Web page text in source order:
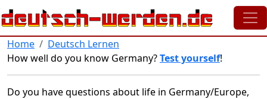
Skip to main content
Home
Deutsch Lernen
How well do you know Germany?Test yourself!
Do you have questions about life in Germany/Europe,